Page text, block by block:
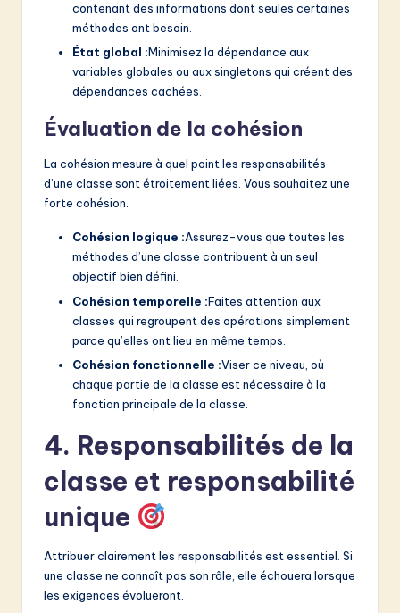
contenant des informations dont seules certaines
méthodes ont besoin.
État global :Minimisez la dépendance aux
variables globales ou aux singletons qui créent des
dépendances cachées.
Évaluation de la cohésion
La cohésion mesure à quel point les responsabilités
d’une classe sont étroitement liées. Vous souhaitez une
forte cohésion.
Cohésion logique :Assurez-vous que toutes les
méthodes d’une classe contribuent à un seul
objectif bien défini.
Cohésion temporelle :Faites attention aux
classes qui regroupent des opérations simplement
parce qu’elles ont lieu en même temps.
Cohésion fonctionnelle :Viser ce niveau, où
chaque partie de la classe est nécessaire à la
fonction principale de la classe.
4. Responsabilités de la
classe et responsabilité
unique
Attribuer clairement les responsabilités est essentiel. Si
une classe ne connaît pas son rôle, elle échouera lorsque
les exigences évolueront.